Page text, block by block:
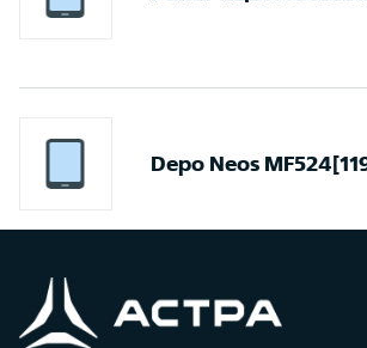
Depo Neos